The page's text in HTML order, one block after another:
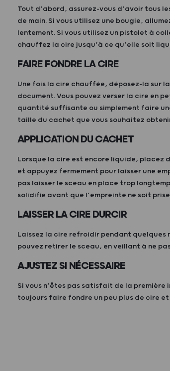
Tout d’abord, assurez-vous d’avoir tous
de main. Si vous utilisez une bougie,
lentement. Si vous utilisez un pistolet à
chauffez la cire jusqu’à ce qu’elle soit
FAIRE FONDRE LA CIRE
Une fois la cire chauffée, déposez-la sur
document. Vous pouvez verser la cire en
quantité suffisante ou simplement faire
taille du cachet que vous souhaitez
APPLICATION DU CACHET
Lorsque la cire est encore liquide, placez
et appuyez fermement pour laisser une
pas laisser le sceau en place trop
solidifie avant que l’empreinte ne soit
LAISSER LA CIRE DURCIR
Laissez la cire refroidir pendant quelques
pouvez retirer le sceau, en veillant à ne
AJUSTEZ SI NÉCESSAIRE
Si vous n’êtes pas satisfait de la première
toujours faire fondre un peu plus de cire